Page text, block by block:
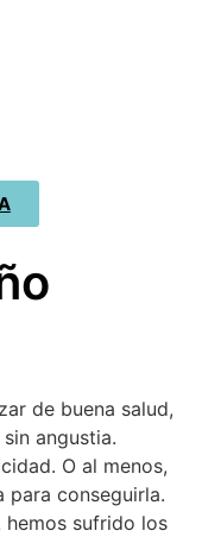
de buena salud,
angustia.
O al menos,
para conseguirla.
hemos sufrido los